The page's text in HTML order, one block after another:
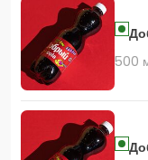
500